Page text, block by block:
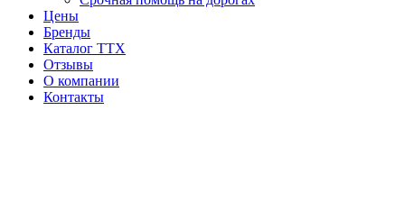
Цены
Бренды
Каталог ТТХ
Отзывы
О компании
Контакты